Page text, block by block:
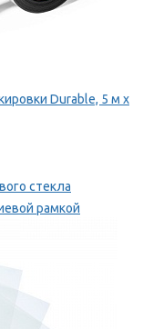
Durable, 5 м х
стекла
рамкой